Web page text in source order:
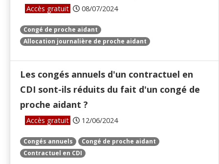
Accès gratuit 08/07/2024
Congé de proche aidant
Allocation journalière de proche aidant
Les congés annuels d'un contractuel en
CDI sont-ils réduits du fait d'un congé de
proche aidant ?
Accès gratuit 12/06/2024
Congés annuels
Congé de proche aidant
Contractuel en CDI